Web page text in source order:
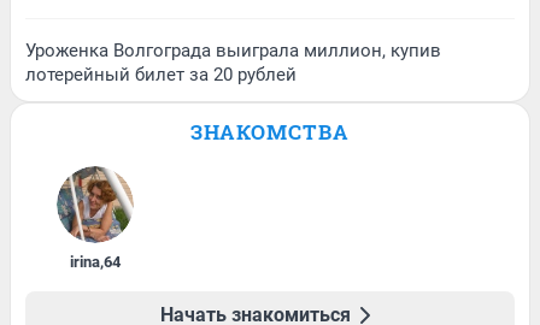
Уроженка Волгограда выиграла миллион, купив
лотерейный билет за 20 рублей
ЗНАКОМСТВА
irina,64
Начать знакомиться